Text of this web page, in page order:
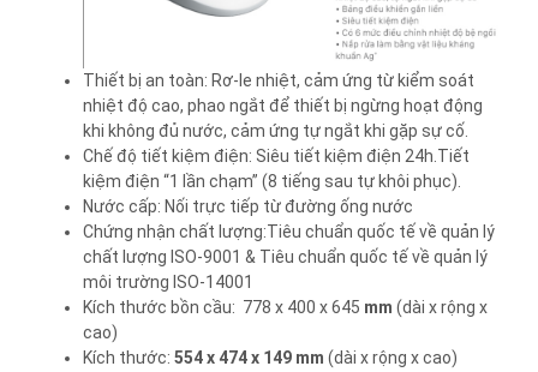
Thiết bị an toàn: Rơ-le nhiệt, cảm ứng từ kiểm soát
nhiệt độ cao, phao ngắt để thiết bị ngừng hoạt động
khi không đủ nước, cảm ứng tự ngắt khi gặp sự cố.
Chế độ tiết kiệm điện: Siêu tiết kiệm điện 24h.Tiết
kiệm điện “1 lần chạm” (8 tiếng sau tự khôi phục).
Nước cấp: Nối trực tiếp từ đường ống nước
Chứng nhận chất lượng:Tiêu chuẩn quốc tế về quản lý
chất lượng ISO-9001 & Tiêu chuẩn quốc tế về quản lý
môi trường ISO-14001
Kích thước bồn cầu: 778 x 400 x 645 mm (dài x rộng x
cao)
Kích thước: 554 x 474 x 149 mm (dài x rộng x cao)